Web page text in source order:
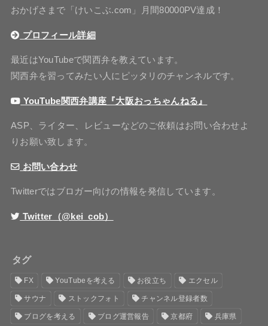
おかげさまで「けいこぶ.com」月間80000PV達成！
プロフィール詳細
最近はYouTubeで関西弁を教えています。
関西弁を習ってみたい人にピッタリのチャンネルです。
YouTube関西弁講座『大阪おっちゃんねる』
ASP、ライター、レビューなどのご依頼はお問い合わせよ
りお願い致します。
お問い合わせ
Twitterではブロガー向けの情報を発信しています。
Twitter（@kei_cob）
タグ
FX YouTubeを考える お役立ち エクセル
サウナ ストックフォト チャンネル登録者数
ブログを考える ブログ運営報告 京都府 兵庫県